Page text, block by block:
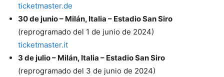
ticketmaster.de
30 de junio – Milán, Italia – Estadio San Siro
(reprogramado del 1 de junio de 2024)
ticketmaster.it
3 de julio – Milán, Italia – Estadio San Siro
(reprogramado del 3 de junio de 2024)